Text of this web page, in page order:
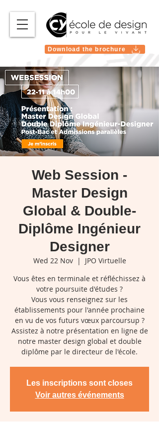
Download the brochure
Web Session -
Master Design
Global & Double-
Diplôme Ingénieur
Designer
Wed 22 Nov
  |
JPO Virtuelle
Vous êtes en terminale et réfléchissez à
votre poursuite d'études ?
Vous vous renseignez sur les
établissements pour l'année prochaine
en vu de vos futurs vœux parcoursup ?
Assistez à notre présentation en ligne de
notre master design global et double
diplôme par le directeur de l'école.
Les inscriptions sont closes
Voir autres événements